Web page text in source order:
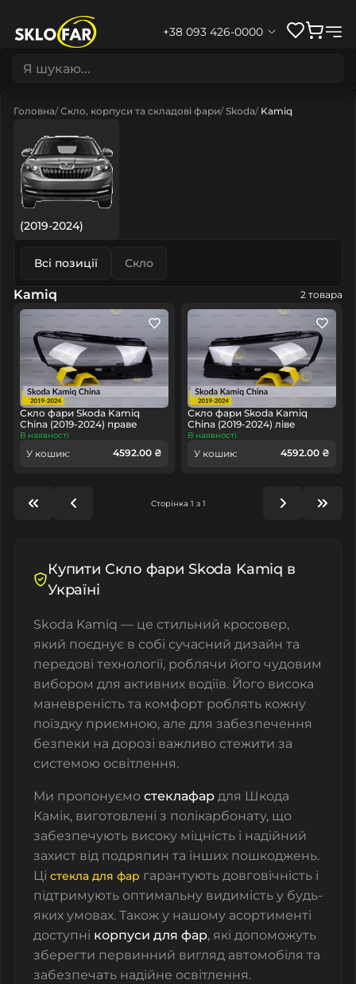
+38 093 426-0000
Головна Скло, корпуси та складові фари Skoda Kamiq
(2019-2024)
Всі позиції Скло
Kamiq 2 товара
Скло фари Skoda Kamiq
China (2019-2024) праве
В наявності
У кошик: 4592.00 ₴
Скло фари Skoda Kamiq
China (2019-2024) ліве
В наявності
У кошик: 4592.00 ₴
Сторінка 1 з 1
Купити Скло фари Skoda Kamiq в
Україні
Skoda Kamiq — це стильний кросовер,
який поєднує в собі сучасний дизайн та
передові технології, роблячи його чудовим
вибором для активних водіїв. Його висока
маневреність та комфорт роблять кожну
поїздку приємною, але для забезпечення
безпеки на дорозі важливо стежити за
системою освітлення.
Ми пропонуємо стеклафар для Шкода
Камік, виготовлені з полікарбонату, що
забезпечують високу міцність і надійний
захист від подряпин та інших пошкоджень.
Ці стекла для фар гарантують довговічність і
підтримують оптимальну видимість у будь-
яких умовах. Також у нашому асортименті
доступні корпуси для фар, які допоможуть
зберегти первинний вигляд автомобіля та
забезпечать надійне освітлення.